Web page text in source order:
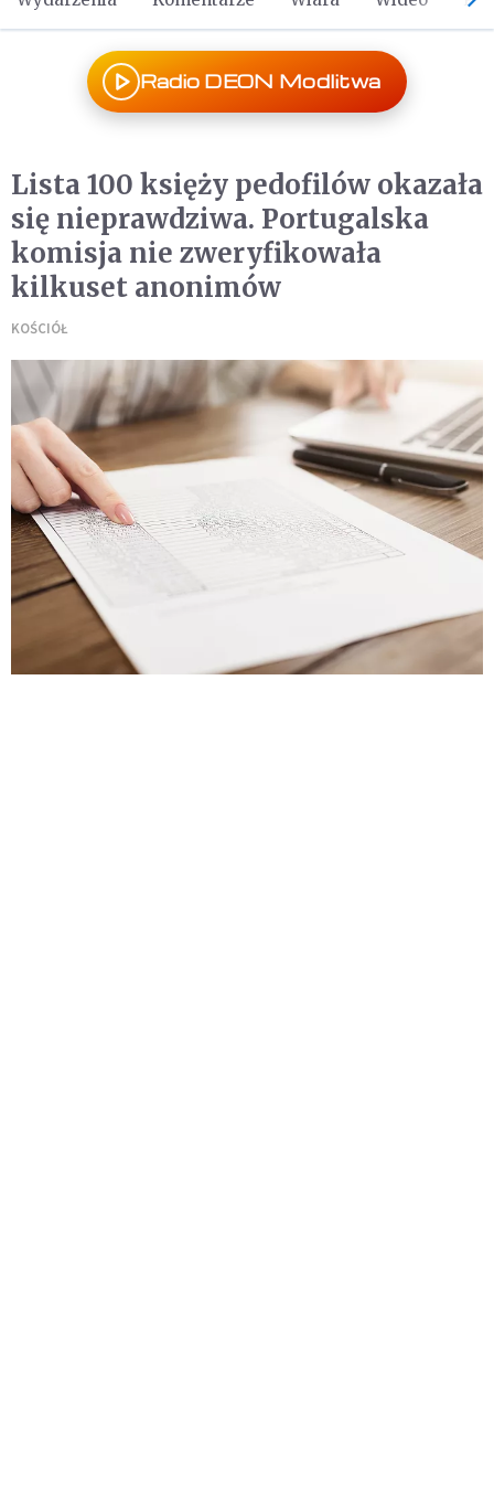
Radio DEON Modlitwa
Lista 100 księży pedofilów okazała
się nieprawdziwa. Portugalska
komisja nie zweryfikowała
kilkuset anonimów
KOŚCIÓŁ